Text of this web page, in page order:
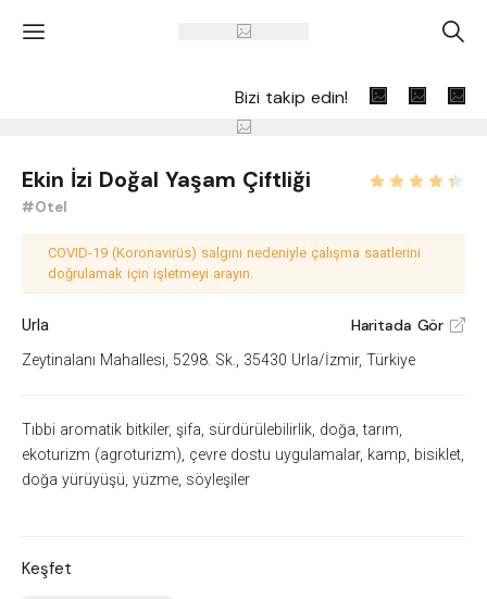
' A
Bizi takip edin!
Ekin İzi Doğal Yaşam Çiftliği
#Otel
COVID-19 (Koronavirüs) salgını nedeniyle çalışma saatlerini
doğrulamak için işletmeyi arayın.
Urla Haritada Gör V
Zeytinalanı Mahallesi, 5298. Sk., 35430 Urla/İzmir, Türkiye
Tıbbi aromatik bitkiler, şifa, sürdürülebilirlik, doğa, tarım,
ekoturizm (agroturizm), çevre dostu uygulamalar, kamp, bisiklet,
doğa yürüyüşü, yüzme, söyleşiler
Keşfet